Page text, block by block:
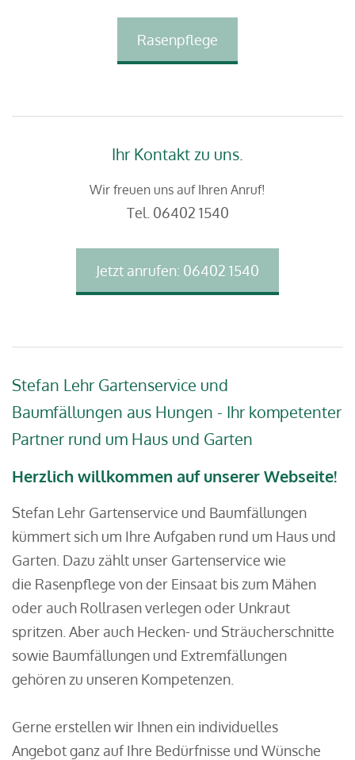
Rasenpflege
Ihr Kontakt zu uns.
Wir freuen uns auf Ihren Anruf!
Tel. 06402 1540
Jetzt anrufen: 06402 1540
Stefan Lehr Gartenservice und
Baumfällungen aus Hungen - Ihr kompetenter
Partner rund um Haus und Garten
Herzlich willkommen auf unserer Webseite!
Stefan Lehr Gartenservice und Baumfällungen
kümmert sich um Ihre Aufgaben rund um Haus und
Garten. Dazu zählt unser Gartenservice wie
die Rasenpflege von der Einsaat bis zum Mähen
oder auch Rollrasen verlegen oder Unkraut
spritzen. Aber auch Hecken- und Sträucherschnitte
sowie Baumfällungen und Extremfällungen
gehören zu unseren Kompetenzen.
Gerne erstellen wir Ihnen ein individuelles
Angebot ganz auf Ihre Bedürfnisse und Wünsche